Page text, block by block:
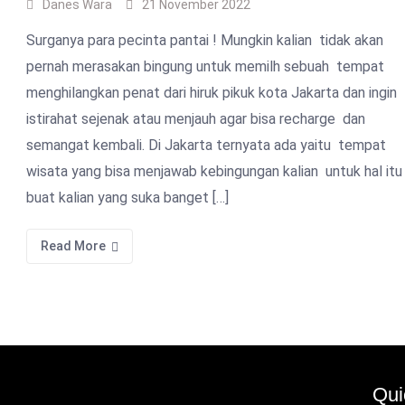
Danes Wara 21 November 2022
Surganya para pecinta pantai ! Mungkin kalian tidak akan
pernah merasakan bingung untuk memilh sebuah tempat
menghilangkan penat dari hiruk pikuk kota Jakarta dan ingin
istirahat sejenak atau menjauh agar bisa recharge dan
semangat kembali. Di Jakarta ternyata ada yaitu tempat
wisata yang bisa menjawab kebingungan kalian untuk hal itu
buat kalian yang suka banget […]
Read More